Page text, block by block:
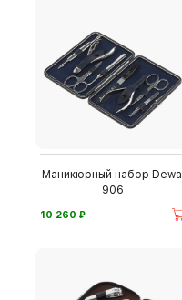
Маникюрный набор Dewal
906
10 260 ⃏